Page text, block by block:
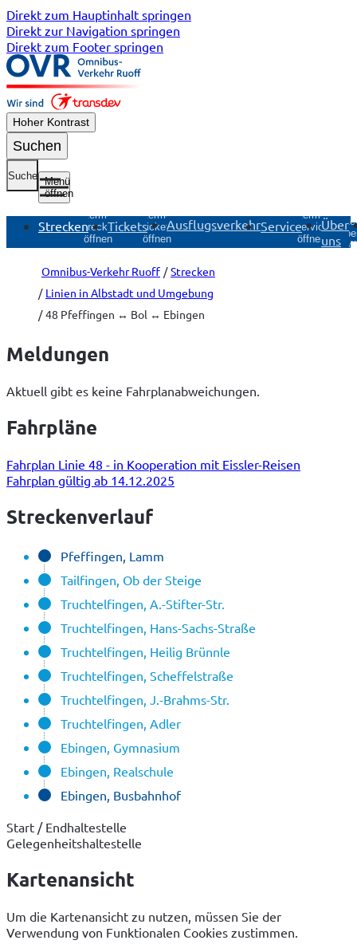
Direkt zum Hauptinhalt springen
Direkt zur Navigation springen
Direkt zum Footer springen
Hoher Kontrast
Suchen
Suche
Menü
öffnen
Strecken
Untermenü
Strecken
öffnen
Tickets
Untermenü
Tickets
öffnen
AusflugsverkehrService
Untermenü
Service
öffnen
Über
uns
Omnibus-Verkehr Ruoff
Strecken
Linien in Albstadt und Umgebung
48 Pfeffingen ↔ Bol ↔ Ebingen
Meldungen
Aktuell gibt es keine Fahrplanabweichungen.
Fahrpläne
Fahrplan Linie 48 - in Kooperation mit Eissler-Reisen
Fahrplan gültig ab 14.12.2025
Streckenverlauf
Pfeffingen, Lamm
Tailfingen, Ob der Steige
Truchtelfingen, A.-Stifter-Str.
Truchtelfingen, Hans-Sachs-Straße
Truchtelfingen, Heilig Brünnle
Truchtelfingen, Scheffelstraße
Truchtelfingen, J.-Brahms-Str.
Truchtelfingen, Adler
Ebingen, Gymnasium
Ebingen, Realschule
Ebingen, Busbahnhof
Start / Endhaltestelle
Gelegenheitshaltestelle
Kartenansicht
Um die Kartenansicht zu nutzen, müssen Sie der
Verwendung von Funktionalen Cookies zustimmen.